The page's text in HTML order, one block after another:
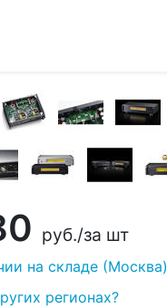
руб./за шт
на складе (Москва)
регионах?